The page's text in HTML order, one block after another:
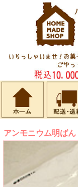
アンモニウム明ば